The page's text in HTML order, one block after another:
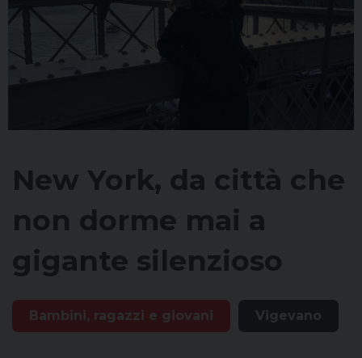
New York, da città che
non dorme mai a
gigante silenzioso
Bambini, ragazzi e giovani Vigevano